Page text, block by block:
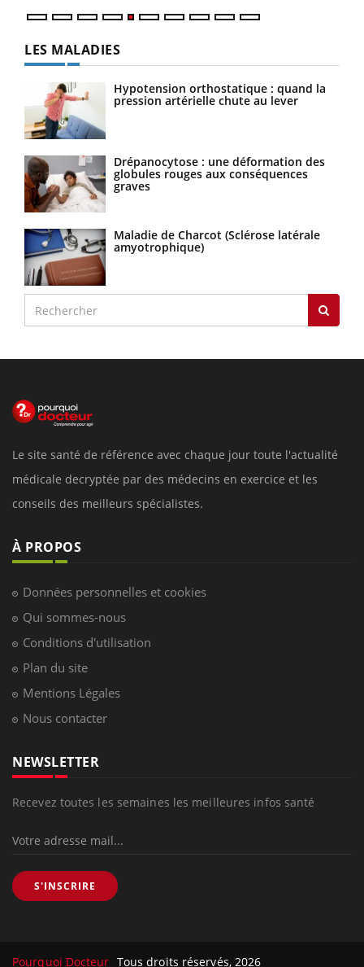
LES MALADIES
Hypotension orthostatique : quand la
pression artérielle chute au lever
Drépanocytose : une déformation des
globules rouges aux conséquences
graves
Maladie de Charcot (Sclérose latérale
amyotrophique)
Le site santé de référence avec chaque jour toute l'actualité
médicale decryptée par des médecins en exercice et les
conseils des meilleurs spécialistes.
À PROPOS
Données personnelles et cookies
Qui sommes-nous
Conditions d'utilisation
Plan du site
Mentions Légales
Nous contacter
NEWSLETTER
Recevez toutes les semaines les meilleures infos santé
S'INSCRIRE
Pourquoi Docteur Tous droits réservés, 2026